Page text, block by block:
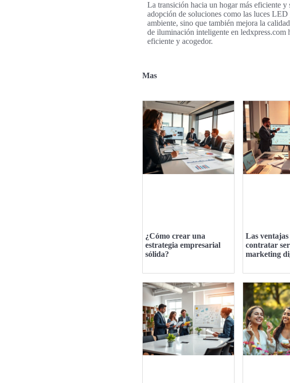
La transición hacia un hogar más eficiente
adopción de soluciones como las luces
ambiente, sino que también mejora la
de iluminación inteligente en ledxpress.com
eficiente y acogedor.
Mas
¿Cómo crear una
estrategia empresarial
sólida?
Las ventajas
contratar
marketing